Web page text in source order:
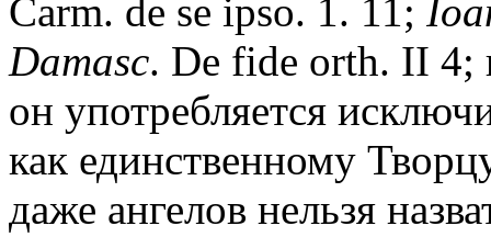
Carm. de se ipso. 1. 11;
Damasc. De fide orth. II 4;
он употребляется
как единственному
даже ангелов нельзя